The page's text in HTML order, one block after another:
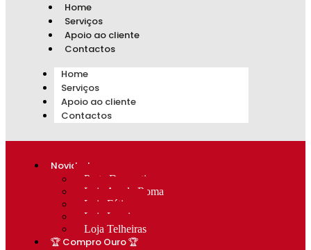
Home
Serviços
Apoio ao cliente
Contactos
Home
Serviços
Apoio ao cliente
Contactos
Novidades
Prata Decorativa
Loja Av. de Roma
Loja Fátima
Loja Lumiar
Loja Telheiras
🏆 Compro Ouro 🏆